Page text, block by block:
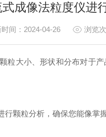
成像法粒度仪进
时间：2024-04-26 浏览
大小、形状和分布对于产
粒分析，确保您能像掌握